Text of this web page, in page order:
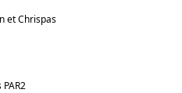
et Chrispas